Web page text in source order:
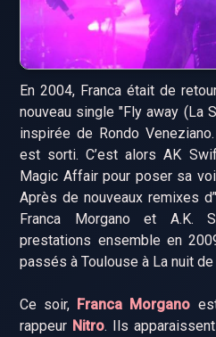
En 2004, Franca était de
nouveau single "Fly away (La
inspirée de Rondo
est sorti. C’est alors AK
Magic Affair pour poser sa
Après de nouveaux remixes
Franca Morgano et A.K.
prestations ensemble en
passés à Toulouse à La nuit
Ce soir, Franca Morgano
rappeur Nitro. Ils